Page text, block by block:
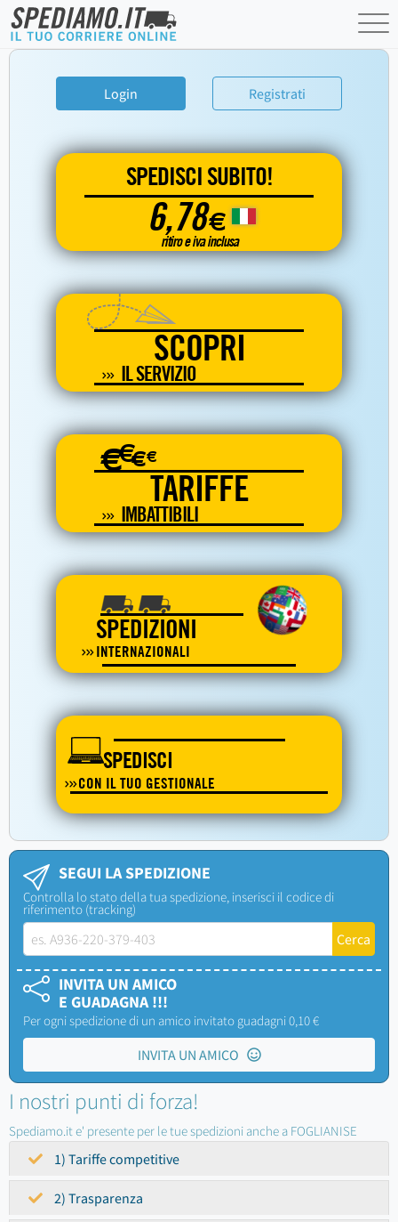
Login Registrati
SPEDISCI SUBITO!
6,78€
ritiro e iva inclusa
SCOPRI
IL SERVIZIO
€€€€
TARIFFE
IMBATTIBILI
SPEDIZIONI
INTERNAZIONALI
SPEDISCI
CON IL TUO GESTIONALE
SEGUI LA SPEDIZIONE
Controlla lo stato della tua spedizione, inserisci il codice di
riferimento (tracking)
INVITA UN AMICO
E GUADAGNA !!!
Per ogni spedizione di un amico invitato guadagni 0,10 €
INVITA UN AMICO
I nostri punti di forza!
Spediamo.it e' presente per le tue spedizioni anche a FOGLIANISE
1) Tariffe competitive
2) Trasparenza